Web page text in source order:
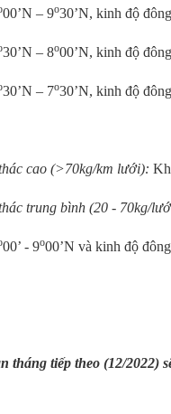
00’N – 9o30’N, kinh độ
30’N – 8o00’N, kinh độ
30’N – 7o30’N, kinh độ
cao (>70kg/km lưới):
trung bình (20 - 70kg/
00’ - 9o00’N và kinh độ
tiếp theo (12/2022)